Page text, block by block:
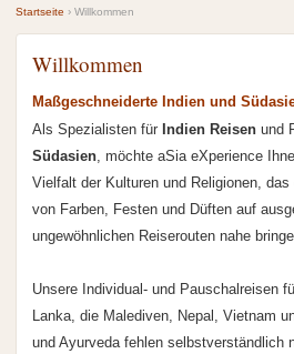
Startseite › Willkommen
Willkommen
Maßgeschneiderte Indien und
Als Spezialisten für Indien Reisen und
Südasien, möchte aSia eXperience
Vielfalt der Kulturen und Religionen,
von Farben, Festen und Düften auf
ungewöhnlichen Reiserouten nahe
Unsere Individual- und Pauschalreisen
Lanka, die Malediven, Nepal, Vietnam
und Ayurveda fehlen selbstverständlich